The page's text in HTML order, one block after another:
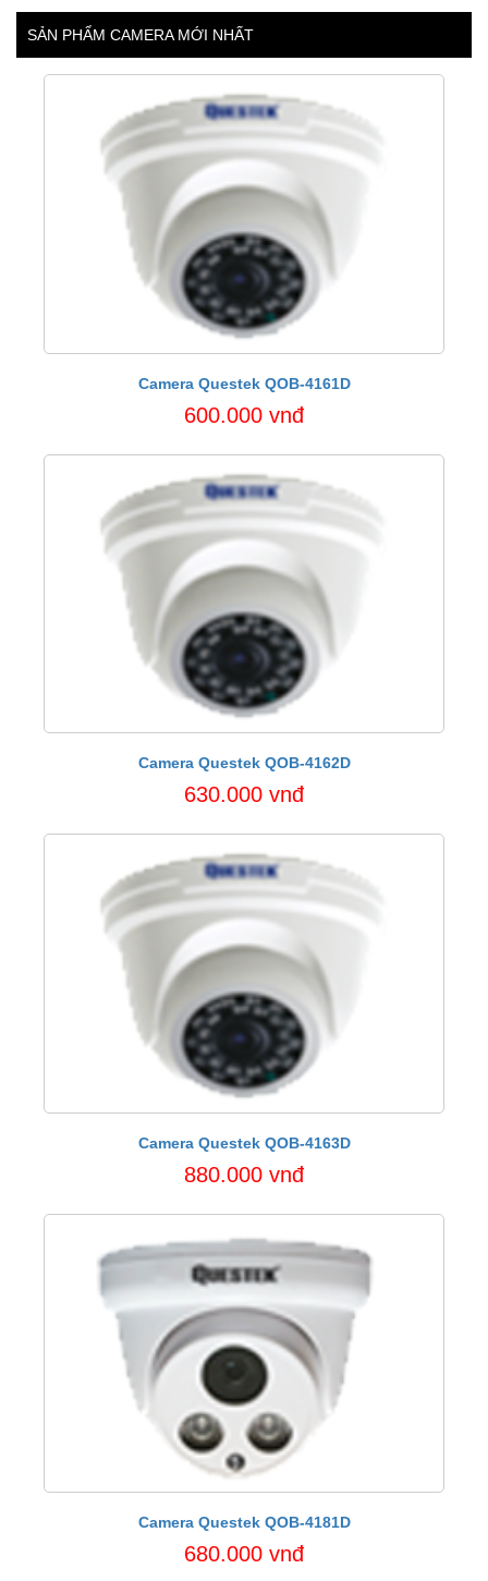
SẢN PHẨM CAMERA MỚI NHẤT
Camera Questek QOB-4161D
600.000 vnđ
Camera Questek QOB-4162D
630.000 vnđ
Camera Questek QOB-4163D
880.000 vnđ
Camera Questek QOB-4181D
680.000 vnđ